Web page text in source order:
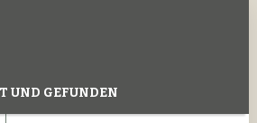
UND GEFUNDEN